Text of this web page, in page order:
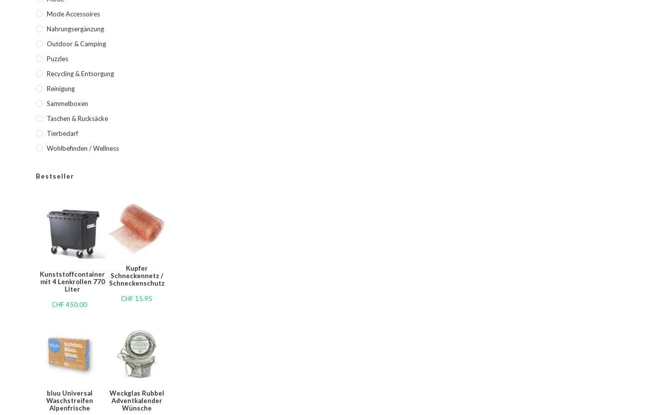
Mode Accessoires
Nahrungsergänzung
Outdoor & Camping
Puzzles
Recycling & Entsorgung
Reinigung
Sammelboxen
Taschen & Rucksäcke
Tierbedarf
Wohlbefinden / Wellness
Bestseller
Kunststoffcontainer
mit 4 Lenkrollen 770
Liter
CHF450.00
Kupfer
Schneckennetz /
Schneckenschutz
CHF 15.95
bluu Universal
Waschstreifen
Alpenfrische
Weckglas Rubbel
Adventkalender
Wünsche